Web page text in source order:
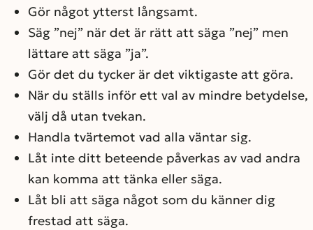
Gör något ytterst långsamt.
Säg ”nej” när det är rätt att säga ”nej” men
lättare att säga ”ja”.
Gör det du tycker är det viktigaste att göra.
När du ställs inför ett val av mindre betydelse,
välj då utan tvekan.
Handla tvärtemot vad alla väntar sig.
Låt inte ditt beteende påverkas av vad andra
kan komma att tänka eller säga.
Låt bli att säga något som du känner dig
frestad att säga.